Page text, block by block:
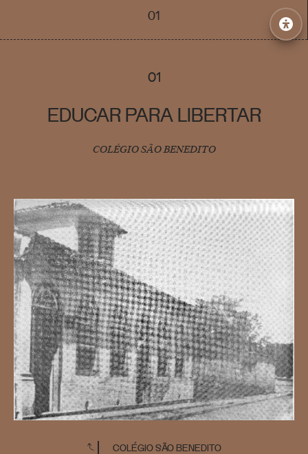
01
01
EDUCAR PARA LIBERTAR
COLÉGIO SÃO BENEDITO
COLÉGIO SÃO BENEDITO